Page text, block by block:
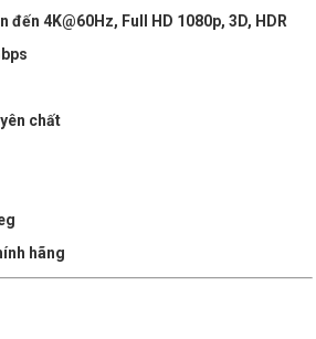
đến 4K@60Hz, Full HD 1080p, 3D, HDR
chất
hãng